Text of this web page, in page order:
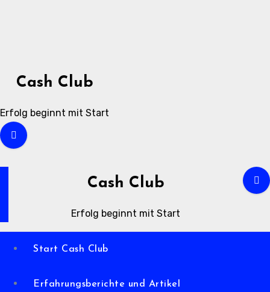
Cash Club
Erfolg beginnt mit Start
Cash Club
Erfolg beginnt mit Start
Start Cash Club
Erfahrungsberichte und Artikel